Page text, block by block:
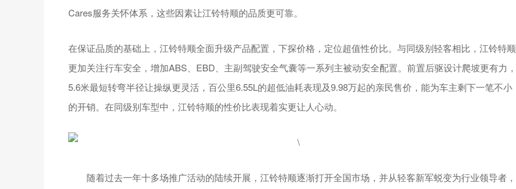
Cares服务关怀体系，这些因素让江铃特顺的品质更可靠。
在保证品质的基础上，江铃特顺全面升级产品配置，下探价格，定位超值性价比。与同级别轻客相比，江铃特顺
更加关注行车安全，增加ABS、EBD、主副驾驶安全气囊等一系列主被动安全配置。前置后驱设计爬坡更有力，
5.6米最短转弯半径让操纵更灵活，百公里6.55L的超低油耗表现及9.98万起的亲民售价，能为车主剩下一笔不小
的开销。在同级别车型中，江铃特顺的性价比表现着实更让人心动。
随着过去一年十多场推广活动的陆续开展，江铃特顺逐渐打开全国市场，并从轻客新军蜕变为行业领导者，